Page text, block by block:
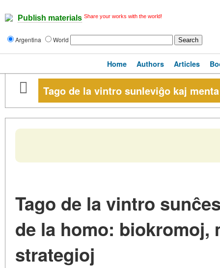
Publish materials Share your works with the world!
Argentina World
Home Authors Articles
Tago de la vintro sunleviĝo kaj
Tago de la vintro
de la homo: biokromoj,
strategioj